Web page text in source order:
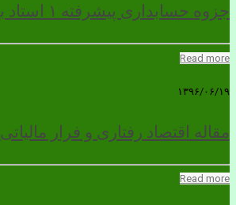
جزوه حسابداری پیشرفته ۱ استاد بهلول بندی
Read more
۱۳۹۶/۰۶/۱۹
مقاله اقتصاد رفتاری و فرار مالیاتی
Read more